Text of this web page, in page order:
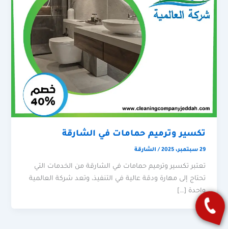
تكسير وترميم حمامات في الشارقة
29 سبتمبر، 2025 / الشارقة
تعتبر تكسير وترميم حمامات في الشارقة من الخدمات التي
تحتاج إلى مهارة ودقة عالية في التنفيذ، وتعد شركة العالمية
واحدة […]